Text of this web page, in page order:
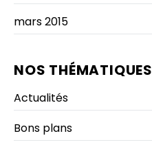
mars 2015
NOS THÉMATIQUES
Actualités
Bons plans